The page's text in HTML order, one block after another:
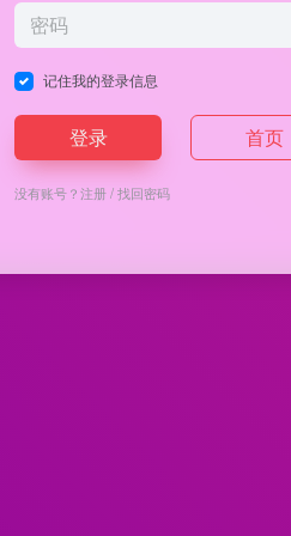
记住我的登录信息
登录 首页
没有账号？注册/找回密码